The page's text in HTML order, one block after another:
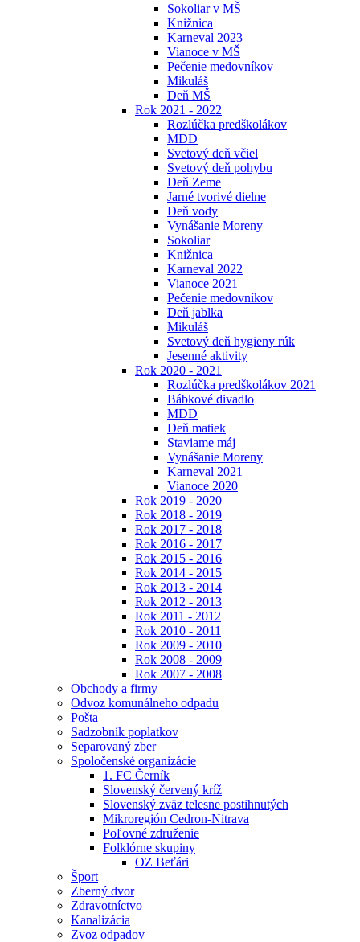
Sokoliar v MŠ
Knižnica
Karneval 2023
Vianoce v MŠ
Pečenie medovníkov
Mikuláš
Deň MŠ
Rok 2021 - 2022
Rozlúčka predškolákov
MDD
Svetový deň včiel
Svetový deň pohybu
Deň Zeme
Jarné tvorivé dielne
Deň vody
Vynášanie Moreny
Sokoliar
Knižnica
Karneval 2022
Vianoce 2021
Pečenie medovníkov
Deň jablka
Mikuláš
Svetový deň hygieny rúk
Jesenné aktivity
Rok 2020 - 2021
Rozlúčka predškolákov 2021
Bábkové divadlo
MDD
Deň matiek
Staviame máj
Vynášanie Moreny
Karneval 2021
Vianoce 2020
Rok 2019 - 2020
Rok 2018 - 2019
Rok 2017 - 2018
Rok 2016 - 2017
Rok 2015 - 2016
Rok 2014 - 2015
Rok 2013 - 2014
Rok 2012 - 2013
Rok 2011 - 2012
Rok 2010 - 2011
Rok 2009 - 2010
Rok 2008 - 2009
Rok 2007 - 2008
Obchody a firmy
Odvoz komunálneho odpadu
Pošta
Sadzobník poplatkov
Separovaný zber
Spoločenské organizácie
1. FC Černík
Slovenský červený kríž
Slovenský zväz telesne postihnutých
Mikroregión Cedron-Nitrava
Poľovné združenie
Folklórne skupiny
OZ Beťári
Šport
Zberný dvor
Zdravotníctvo
Kanalizácia
Zvoz odpadov